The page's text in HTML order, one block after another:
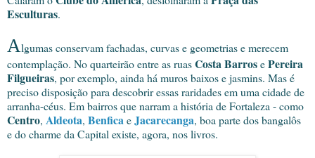
Esculturas.
Algumas conservam fachadas, curvas e geometrias e merecem
contemplação. No quarteirão entre as ruasCosta BarrosePereira
Filgueiras, por exemplo, ainda há muros baixos e jasmins. Mas é
preciso disposição para descobrir essas raridades em uma cidade de
arranha-céus. Em bairros que narram a história de Fortaleza - como
Centro, Aldeota, Benfica eJacarecanga, boa parte dos bangalôs
e do charme da Capital existe, agora, nos livros.